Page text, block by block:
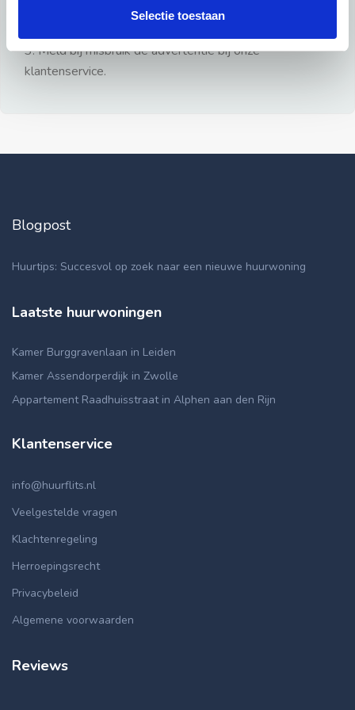
Selectie toestaan
3: Meld bij misbruik de advertentie bij onze
klantenservice.
Blogpost
Huurtips: Succesvol op zoek naar een nieuwe huurwoning
Laatste huurwoningen
Kamer Burggravenlaan in Leiden
Kamer Assendorperdijk in Zwolle
Appartement Raadhuisstraat in Alphen aan den Rijn
Klantenservice
info@huurflits.nl
Veelgestelde vragen
Klachtenregeling
Herroepingsrecht
Privacybeleid
Algemene voorwaarden
Reviews